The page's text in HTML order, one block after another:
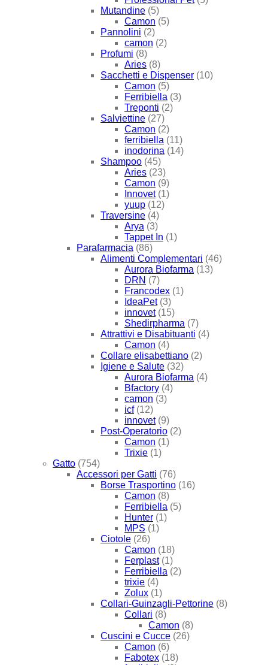
Mutandine (5)
Camon (5)
Pannolini (2)
camon (2)
Profumi (8)
Aries (8)
Sacchetti e Dispenser (10)
Camon (5)
Ferribiella (3)
Treponti (2)
Salviettine (27)
Camon (2)
ferribiella (11)
inodorina (14)
Shampoo (45)
Aries (23)
Camon (9)
Innovet (1)
yuup (12)
Traversine (4)
Arya (3)
Tappet In (1)
Parafarmacia (86)
Alimenti Complementari (46)
Aurora Biofarma (13)
DRN (7)
Francodex (1)
IdeaPet (3)
innovet (15)
Shedirpharma (7)
Attrattivi e Disabituanti (4)
Camon (4)
Collare elisabettiano (2)
Igiene e Salute (32)
Aurora Biofarma (4)
Bfactory (4)
camon (3)
icf (12)
innovet (9)
Post-Operatorio (2)
Camon (1)
Trixie (1)
Gatto (754)
Accessori per Gatti (76)
Borse Trasportino (16)
Camon (8)
Ferribiella (5)
Hunter (1)
MPS (1)
Ciotole (26)
Camon (18)
Ferplast (1)
Ferribiella (2)
trixie (4)
Zolux (1)
Collari-Guinzagli-Pettorine (8)
Collari (8)
Camon (8)
Cuscini e Cucce (26)
Camon (6)
Fabotex (18)